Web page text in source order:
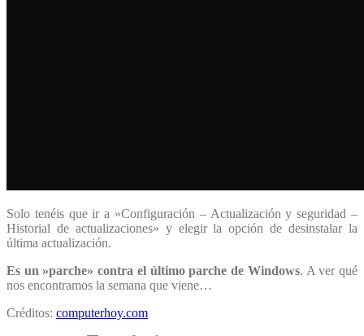
Solo tenéis que ir a »Configuración – Actualización y seguridad –
Historial de actualizaciones» y elegir la opción de desinstalar la
última actualización.
Es un »parche» contra el último parche de Windows. A ver qué
nos encontramos la semana que viene…
Créditos: computerhoy.com